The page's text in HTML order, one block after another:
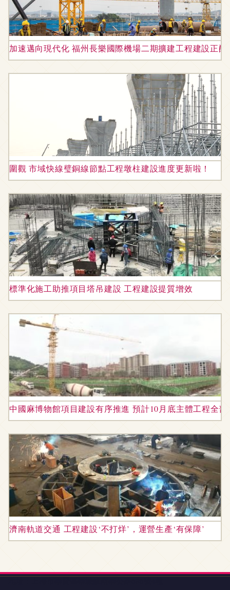
加速邁向現代化 福州長樂國際機場二期擴建工程建設正酣
圍觀 市域快線璧銅線節點工程墩柱建設進度更新啦！
標準化施工助推項目塔吊建設 工程建設提質增效
中國麻博物館項目建設有序推進 預計10月底主體工程全部
濟南軌道交通 工程建設‘不打烊’，運營生產‘有保障’